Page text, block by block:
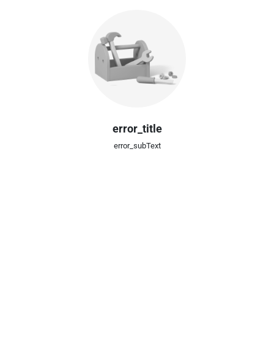
error_title
error_subText